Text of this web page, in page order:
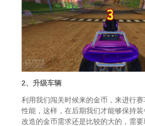
2、升级车辆
利用我们闯关时候来的金币，来进行
性能，这样，在后期我们才能够保持
改造的金币需求还是比较的大的，需